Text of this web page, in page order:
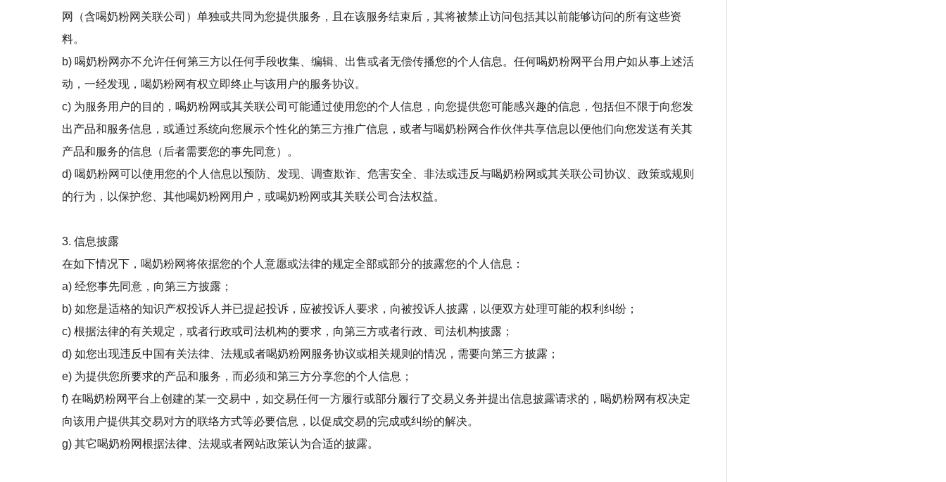
网（含喝奶粉网关联公司）单独或共同为您提供服务，且在该服务结束后，其将被禁止访问包括其以前能够访问的所有这些资
料。
b) 喝奶粉网亦不允许任何第三方以任何手段收集、编辑、出售或者无偿传播您的个人信息。任何喝奶粉网平台用户如从事上述活
动，一经发现，喝奶粉网有权立即终止与该用户的服务协议。
c) 为服务用户的目的，喝奶粉网或其关联公司可能通过使用您的个人信息，向您提供您可能感兴趣的信息，包括但不限于向您发
出产品和服务信息，或通过系统向您展示个性化的第三方推广信息，或者与喝奶粉网合作伙伴共享信息以便他们向您发送有关其
产品和服务的信息（后者需要您的事先同意）。
d) 喝奶粉网可以使用您的个人信息以预防、发现、调查欺诈、危害安全、非法或违反与喝奶粉网或其关联公司协议、政策或规则
的行为，以保护您、其他喝奶粉网用户，或喝奶粉网或其关联公司合法权益。
3. 信息披露
在如下情况下，喝奶粉网将依据您的个人意愿或法律的规定全部或部分的披露您的个人信息：
a) 经您事先同意，向第三方披露；
b) 如您是适格的知识产权投诉人并已提起投诉，应被投诉人要求，向被投诉人披露，以便双方处理可能的权利纠纷；
c) 根据法律的有关规定，或者行政或司法机构的要求，向第三方或者行政、司法机构披露；
d) 如您出现违反中国有关法律、法规或者喝奶粉网服务协议或相关规则的情况，需要向第三方披露；
e) 为提供您所要求的产品和服务，而必须和第三方分享您的个人信息；
f) 在喝奶粉网平台上创建的某一交易中，如交易任何一方履行或部分履行了交易义务并提出信息披露请求的，喝奶粉网有权决定
向该用户提供其交易对方的联络方式等必要信息，以促成交易的完成或纠纷的解决。
g) 其它喝奶粉网根据法律、法规或者网站政策认为合适的披露。